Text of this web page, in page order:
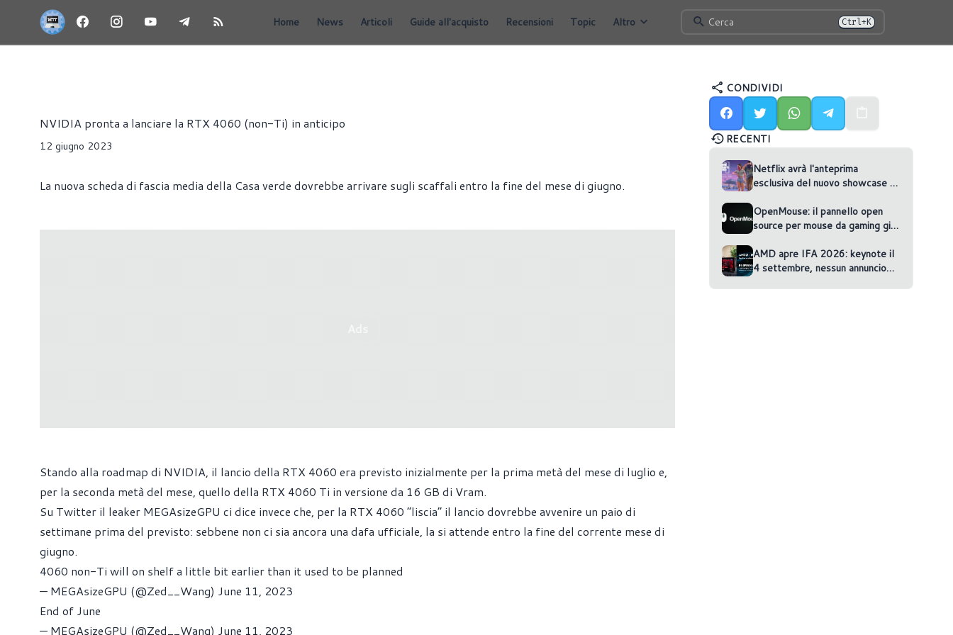
Home News Articoli Guide all'acquisto Recensioni Topic Altro Cerca Ctrl+K
NVIDIA pronta a lanciare la RTX 4060 (non-Ti) in anticipo
12 giugno 2023
La nuova scheda di fascia media della Casa verde dovrebbe arrivare sugli scaffali entro la fine del mese di giugno.
Stando alla roadmap di NVIDIA, il lancio della RTX 4060 era previsto inizialmente per la prima metà del mese di luglio e,
per la seconda metà del mese, quello della RTX 4060 Ti in versione da 16 GB di Vram.
Su Twitter il leaker MEGAsizeGPU ci dice invece che, per la RTX 4060 “liscia” il lancio dovrebbe avvenire un paio di
settimane prima del previsto: sebbene non ci sia ancora una dafa ufficiale, la si attende entro la fine del corrente mese di
giugno.
4060 non-Ti will on shelf a little bit earlier than it used to be planned
— MEGAsizeGPU (@Zed__Wang) June 11, 2023
End of June
— MEGAsizeGPU (@Zed__Wang) June 11, 2023
CONDIVIDI
RECENTI
Netflix avrà l'anteprima
esclusiva del nuovo showcase di
OpenMouse: il pannello open
source per mouse da gaming gira
AMD apre IFA 2026: keynote il
4 settembre, nessun annuncio